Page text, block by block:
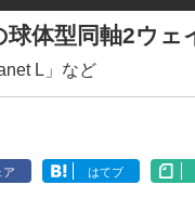
体型同軸2ウェ
L」など
ア はてブ